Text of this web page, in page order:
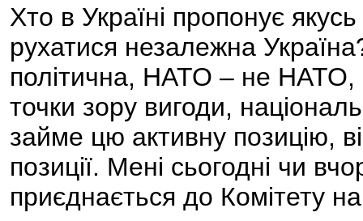
Хто в Україні пропонує
рухатися незалежна
політична, НАТО – не
точки зору вигоди,
займе цю активну позицію,
позиції. Мені сьогодні чи
приєднається до Комітету